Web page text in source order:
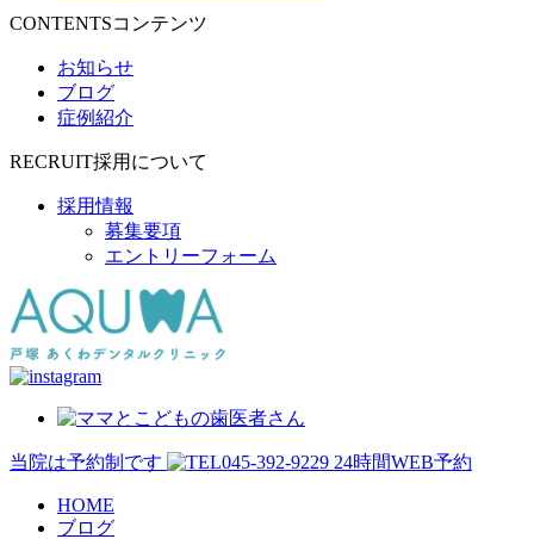
CONTENTSコンテンツ
お知らせ
ブログ
症例紹介
RECRUIT採用について
採用情報
募集要項
エントリーフォーム
当院は予約制です 045-392-9229 24時間WEB予約
HOME
ブログ